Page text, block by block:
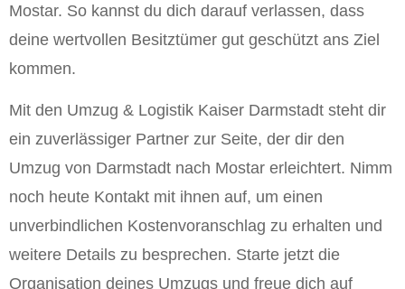
Mostar. So kannst du dich darauf verlassen, dass
deine wertvollen Besitztümer gut geschützt ans Ziel
kommen.
Mit den Umzug & Logistik Kaiser Darmstadt steht dir
ein zuverlässiger Partner zur Seite, der dir den
Umzug von Darmstadt nach Mostar erleichtert. Nimm
noch heute Kontakt mit ihnen auf, um einen
unverbindlichen Kostenvoranschlag zu erhalten und
weitere Details zu besprechen. Starte jetzt die
Organisation deines Umzugs und freue dich auf